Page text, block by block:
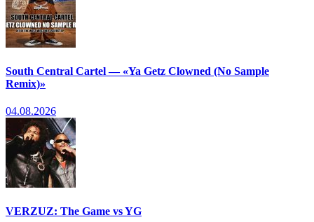
South Central Cartel — «Ya Getz Clowned (No Sample
Remix)»
04.08.2026
VERZUZ: The Game vs YG